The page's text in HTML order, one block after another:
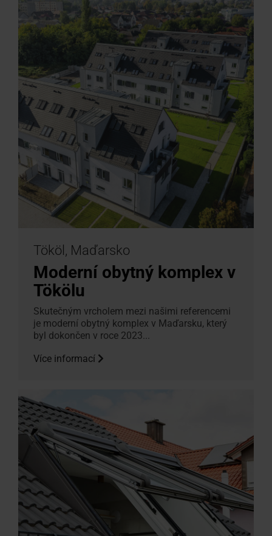
Tököl, Maďarsko
Moderní obytný komplex v
Tökölu
Skutečným vrcholem mezi našimi referencemi
je moderní obytný komplex v Maďarsku, který
byl dokončen v roce 2023...
Více informací